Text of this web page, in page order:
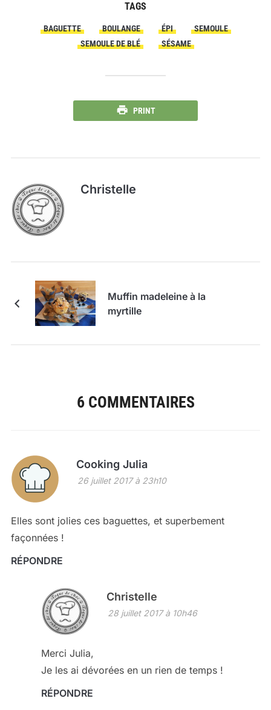
TAGS
BAGUETTE BOULANGE ÉPI
SEMOULE
SEMOULE DE BLÉ
SÉSAME
PRINT
Christelle
Muffin madeleine à la
myrtille
6 COMMENTAIRES
Cooking Julia
26 juillet 2017 à 23h10
Elles sont jolies ces baguettes, et superbement
façonnées !
RÉPONDRE
Christelle
28 juillet 2017 à 10h46
Merci Julia,
Je les ai dévorées en un rien de temps !
RÉPONDRE